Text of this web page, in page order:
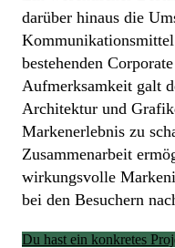
darüber hinaus die
bestehenden
Aufmerksamkeit galt
Architektur und
Markenerlebnis zu
Zusammenarbeit
wirkungsvolle
bei den Besuchern
Du hast ein konkretes